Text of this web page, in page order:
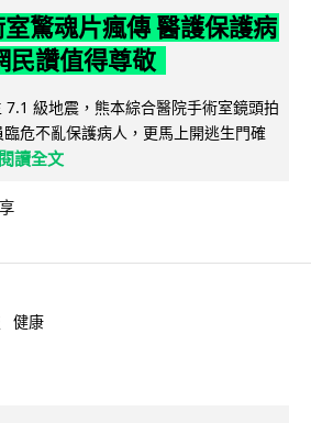
驚魂片瘋傳 醫護保護病
民讚值得尊敬
級地震，熊本綜合醫院手術室鏡頭拍
危不亂保護病人，更馬上開逃生門確
閱讀全文
健康